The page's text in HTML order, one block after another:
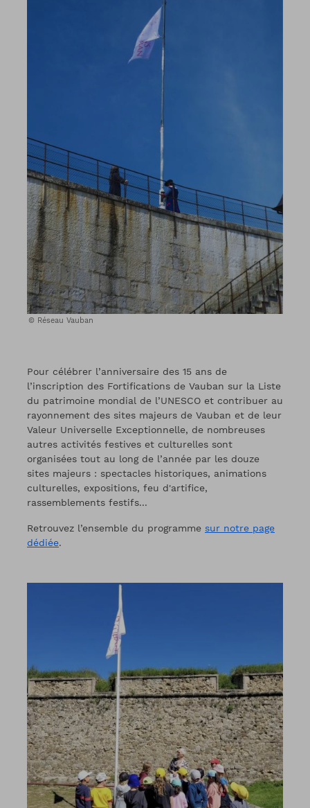
Réseau Vauban
Pour célébrer l’anniversaire des 15 ans de
l’inscription des Fortifications de Vauban sur la Liste
du patrimoine mondial de l’UNESCO et contribuer au
rayonnement des sites majeurs de Vauban et de leur
Valeur Universelle Exceptionnelle, de nombreuses
autres activités festives et culturelles sont
organisées tout au long de l’année par les douze
sites majeurs : spectacles historiques, animations
culturelles, expositions, feu d'artifice,
rassemblements festifs...
Retrouvez l’ensemble du programme sur notre page
dédiée.